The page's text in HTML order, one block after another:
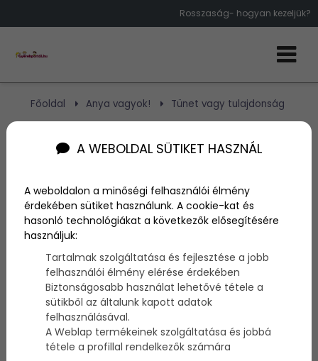
Rosszaság- hogyan kezeljük?
Főoldal Anya vagyok! Tünet vagy tulajdonság
Tünet vagy tulajdonság
Szerző:admin
2014. szeptember 4.
A„rossz gyerek”
számtalan súlyos és kevésbé súlyos egészségügyi és/vagy
pszichológiai probléma húzódhat meg, melyek nagy része
megfelelő kezelés mellett megoldható.
A WEBOLDAL SÜTIKET HASZNÁL
A weboldalon a minőségi felhasználói élmény
érdekében sütiket használunk. A cookie-kat és
hasonló technológiákat a következők elősegítésére
használjuk:
Tartalmak szolgáltatása és fejlesztése a jobb
felhasználói élmény elérése érdekében
Biztonságosabb használat lehetővé tétele a
sütikből az általunk kapott adatok
felhasználásával.
A Weblap termékeinek szolgáltatása és jobbá
tétele a profillal rendelkezők számára